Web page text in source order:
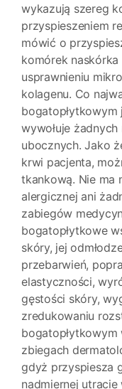
wykazują szereg
przyspieszeniem
mówić o
komórek naskórka
usprawnieniu
kolagenu. Co
bogatopłytkowym
wywołuje
ubocznych. Jako
krwi pacjenta,
tkankową. Nie ma
alergicznej ani
zabiegów
bogatopłytkowe
skóry, jej
przebarwień,
elastyczności,
gęstości skóry,
zredukowaniu
bogatopłytkowym
zbiegach
gdyż przyspiesza
nadmiernej utracie